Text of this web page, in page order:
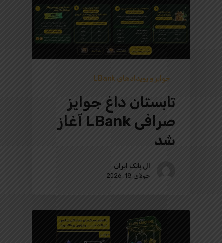
جوایز و رویدادهای LBank
تابستان داغ جوایز
صرافی LBank آغاز
شد
ال بانک ایران
جولای 18, 2026